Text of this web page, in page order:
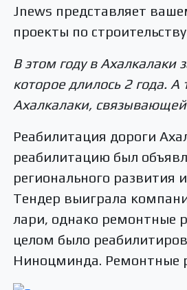
Jnews представляет
проекты по
В этом году в
которое длилось 2 года.
Ахалкалаки,
Реабилитация дороги
реабилитацию был
регионального развития
Тендер выиграла
лари, однако ремонтные
целом было
Ниноцминда. Ремонтные